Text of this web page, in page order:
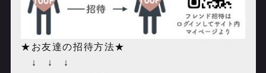
★お友達の招待方法★
↓ ↓ ↓